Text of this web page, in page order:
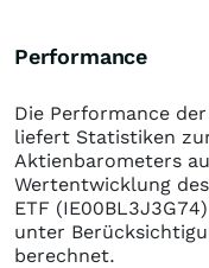
Performance
Die Performance der
liefert Statistiken
Aktienbarometers
Wertentwicklung des
ETF (IE00BL3J3G74)
unter
berechnet.